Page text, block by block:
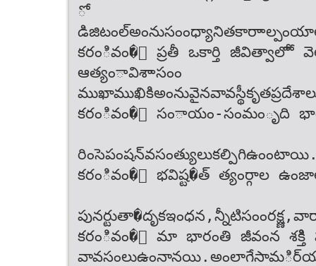
ో
కరంివం�ం ప్రతీ ఒకార్తి జీవిత్వాలోో
ఆత్యంావిశాాసంం
కరంివం�ం సంాయం-సంమంృది
కరంివం�ం భవిష్ట�త్ త్యంర్గాల
కరంివం�ం మా భారంతి జీవంన